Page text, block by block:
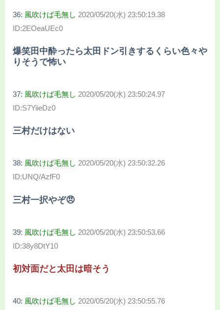
36: 風吹けば毛無し 2020/05/20(水) 23:50:19.38
ID:2EOeaUEc0
爆笑田中酔ったら太田ドン引きするくらい色々や
りそうで怖い
37: 風吹けば毛無し 2020/05/20(水) 23:50:24.97
ID:S7YiieDz0
三村だけはない
38: 風吹けば毛無し 2020/05/20(水) 23:50:32.26
ID:UNQ/AzfF0
三村一択やぞ😠
39: 風吹けば毛無し 2020/05/20(水) 23:50:53.66
ID:38y8DtY10
初対面だと太田は暗そう
40: 風吹けば毛無し 2020/05/20(水) 23:50:55.76